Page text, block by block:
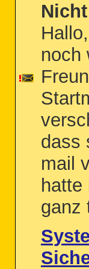
noch
dass
mail
ganz